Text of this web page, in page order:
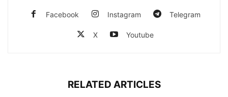
Facebook Instagram Telegram
X Youtube
RELATED ARTICLES